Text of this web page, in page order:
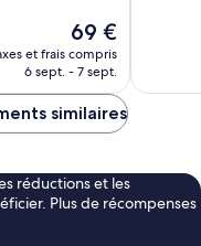
Le
nouveau
prix
de
69 €
et frais compris
6 sept. - 7 sept.
similaires
réductions et les
Plus de récompenses